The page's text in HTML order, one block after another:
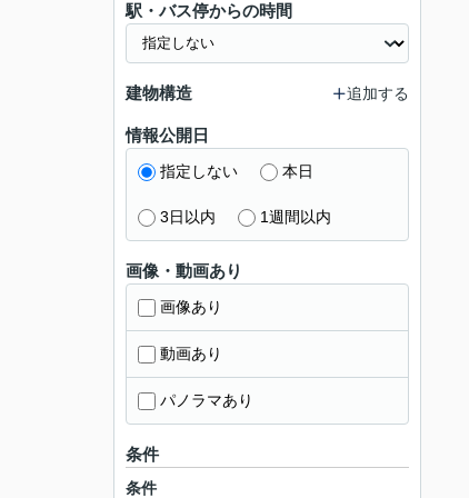
駅・バス停からの時間
建物構造 追加する
情報公開日
指定しない 本日
3日以内 1週間以内
画像・動画あり
画像あり
動画あり
パノラマあり
条件
条件